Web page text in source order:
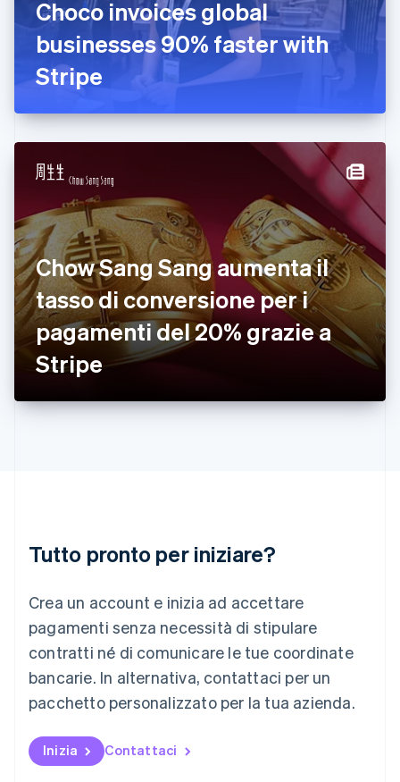
Choco invoices global
businesses 90% faster with
Stripe
Chow Sang Sang aumenta il
tasso di conversione per i
pagamenti del 20% grazie a
Stripe
Tutto pronto per iniziare?
Crea un account e inizia ad accettare
pagamenti senza necessità di stipulare
contratti né di comunicare le tue coordinate
bancarie. In alternativa, contattaci per un
pacchetto personalizzato per la tua azienda.
Inizia Contattaci
English
Finlandia
Francia
Germania
日本語
Gibilterra
English
Grecia
English
India
English
Irlanda
English
Italia
ItalianoEnglish
Lettonia
English
Liechtenstein
Malta
English
EspañolEnglish
Norvegia
English
Nuova Zelanda
English
NederlandsEnglish
English
Portogallo